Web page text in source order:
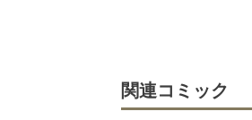
関連コミック